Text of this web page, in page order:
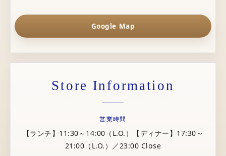
Google Map
Store Information
営業時間
【ランチ】11:30～14:00（L.O.）【ディナー】17:30～
21:00（L.O.）／23:00 Close